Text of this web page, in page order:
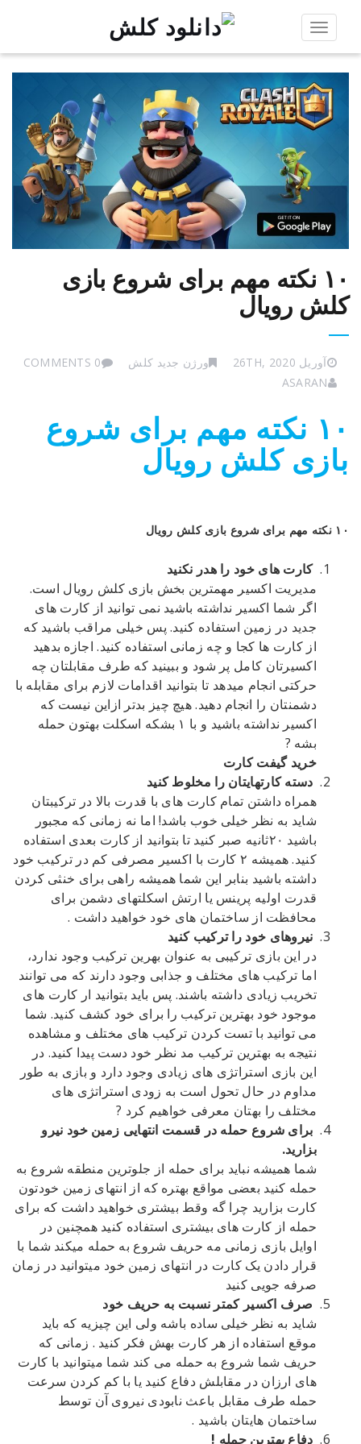
Toggle
۱۰ نکته مهم برای شروع بازی
کلش رویال
آوریل 26TH, 2020 ورژن جدید کلش
0 COMMENTS
ASARAN
۱۰ نکته مهم برای شروع
بازی کلش رویال
۱۰ نکته مهم برای شروع بازی کلش رویال
کارت های خود را هدر نکنید
مدیریت اکسیر مهمترین بخش بازی کلش رویال است.
اگر شما اکسیر نداشته باشید نمی توانید از کارت های
جدید در زمین استفاده کنید. پس خیلی مراقب باشید که
از کارت ها کجا و چه زمانی استفاده کنید. اجازه بدهید
اکسیرتان کامل پر شود و ببینید که طرف مقابلتان چه
حرکتی انجام میدهد تا بتوانید اقدامات لازم برای مقابله با
دشمنتان را انجام دهید. هیچ چیز بدتر ازاین نیست که
اکسیر نداشته باشید و با ۱ بشکه اسکلت بهتون حمله
بشه ?
خرید گیفت کارت
دسته کارتهایتان را مخلوط کنید
همراه داشتن تمام کارت های با قدرت بالا در ترکیبتان
شاید به نظر خیلی خوب باشد! اما نه زمانی که مجبور
باشید ۲۰ثانیه صبر کنید تا بتوانید از کارت بعدی استفاده
کنید. همیشه ۲ کارت با اکسیر مصرفی کم در ترکیب خود
داشته باشید بنابر این شما همیشه راهی برای خنثی کردن
قدرت اولیه پرینس یا ارتش اسکلتهای دشمن برای
محافظت از ساختمان های خود خواهید داشت .
نیروهای خود را ترکیب کنید
در این بازی ترکیبی به عنوان بهرین ترکیب وجود ندارد،
اما ترکیب های مختلف و جذابی وجود دارند که می توانند
تخریب زیادی داشته باشند. پس باید بتوانید ار کارت های
موجود خود بهترین ترکیب را برای خود کشف کنید. شما
می توانید با تست کردن ترکیب های مختلف و مشاهده
نتیجه به بهترین ترکیب مد نظر خود دست پیدا کنید. در
این بازی استراتژی های زیادی وجود دارد و بازی به طور
مداوم در حال تحول است به زودی استراتژی های
مختلف را بهتان معرفی خواهیم کرد ?
برای شروع حمله در قسمت انتهایی زمین خود نیرو
بزارید.
شما همیشه نباید برای حمله از جلوترین منطقه شروع به
حمله کنید بعضی مواقع بهتره که از انتهای زمین خودتون
کارت بزارید چرا گه وقط بیشتری خواهید داشت که برای
حمله از کارت های بیشتری استفاده کنید همچنین در
اوایل بازی زمانی مه حریف شروع به حمله میکند شما با
قرار دادن یک کارت در انتهای زمین خود میتوانید در زمان
صرفه جویی کنید
صرف اکسیر کمتر نسبت به حریف خود
شاید به نظر خیلی ساده باشه ولی این چیزیه که باید
موقع استفاده از هر کارت بهش فکر کنید . زمانی که
حریف شما شروع به حمله می کند شما میتوانید با کارت
های ارزان در مقابلش دفاع کنید یا با کم کردن سرعت
حمله طرف مقابل باعث نابودی نیروی آن توسط
ساختمان هایتان باشید .
دفاع بهترین حمله !